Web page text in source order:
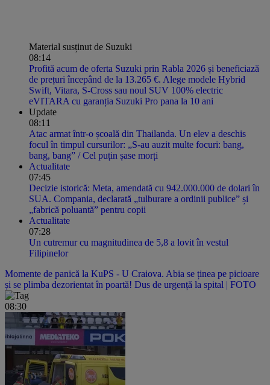
Material susținut de Suzuki
08:14
Profită acum de oferta Suzuki prin Rabla 2026 și beneficiază
de prețuri începând de la 13.265 €. Alege modele Hybrid
Swift, Vitara, S-Cross sau noul SUV 100% electric
eVITARA cu garanția Suzuki Pro pana la 10 ani
Update
08:11
Atac armat într-o școală din Thailanda. Un elev a deschis
focul în timpul cursurilor: „S-au auzit multe focuri: bang,
bang, bang” / Cel puțin șase morți
Actualitate
07:45
Decizie istorică: Meta, amendată cu 942.000.000 de dolari în
SUA. Compania, declarată „tulburare a ordinii publice” și
„fabrică poluantă” pentru copii
Actualitate
07:28
Un cutremur cu magnitudinea de 5,8 a lovit în vestul
Filipinelor
Momente de panică la KuPS - U Craiova. Abia se ținea pe picioare
și se plimba dezorientat în poartă! Dus de urgență la spital | FOTO
08:30